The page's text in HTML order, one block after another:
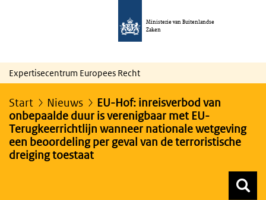
Ministerie van Buitenlandse
Zaken
Expertisecentrum Europees Recht
Start Nieuws
EU-Hof: inreisverbod van
onbepaalde duur is verenigbaar met EU-
Terugkeerrichtlijn wanneer nationale wetgeving
een beoordeling per geval van de terroristische
dreiging toestaat